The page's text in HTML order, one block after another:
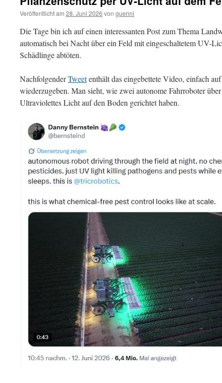
Veröffentlicht am 28. Juni 2026 von guenni
Die Tage bin ich auf einen interessanten Post zum Thema
automatisch bei Nacht über ein Feld mit eingeschaltetem UV-
Schädlinge abtöten.
NachfolgenderTweetenthält das eingebettete Video, einfach
wiederzugeben. Man sieht, wie zwei autonome Fahrroboter
Ultraviolettes Licht auf den Boden gerichtet haben.